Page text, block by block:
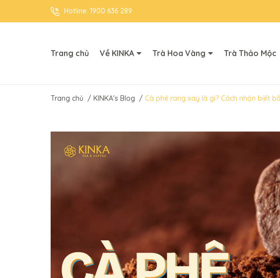
Hotline: 1900 636 289
Trang chủ Về KINKA Trà Hoa Vàng Trà Thảo Mộc
Trang chủ / KINKA's Blog / Cà phê rang xay là gì? Cách nhận biết